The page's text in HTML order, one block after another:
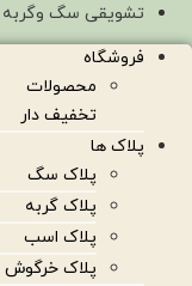
تشویقی سگ وگربه
فروشگاه
محصولات
تخفیف دار
پلاک ها
پلاک سگ
پلاک گربه
پلاک اسب
پلاک خرگوش